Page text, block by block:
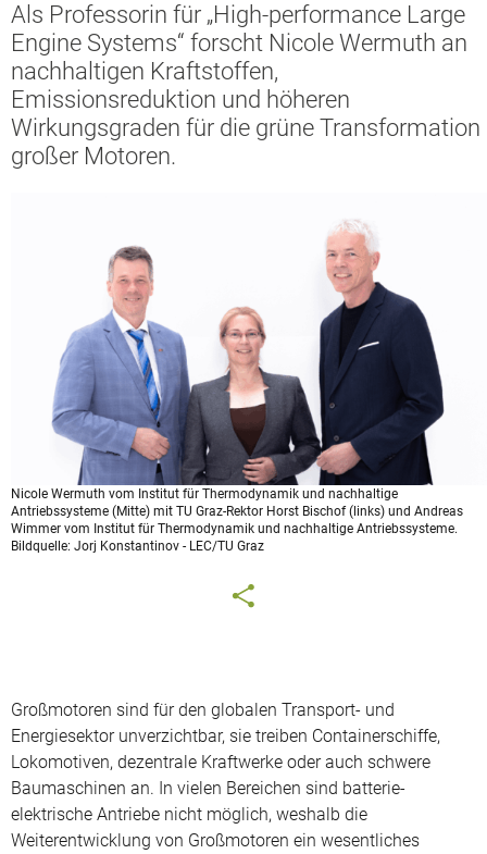
Als Professorin für „High-performance Large
Engine Systems“ forscht Nicole Wermuth an
nachhaltigen Kraftstoffen,
Emissionsreduktion und höheren
Wirkungsgraden für die grüne Transformation
großer Motoren.
Nicole Wermuth vom Institut für Thermodynamik und nachhaltige
Antriebssysteme (Mitte) mit TU Graz-Rektor Horst Bischof (links) und Andreas
Wimmer vom Institut für Thermodynamik und nachhaltige Antriebssysteme.
Bildquelle: Jorj Konstantinov - LEC/TU Graz
Großmotoren sind für den globalen Transport- und
Energiesektor unverzichtbar, sie treiben Containerschiffe,
Lokomotiven, dezentrale Kraftwerke oder auch schwere
Baumaschinen an. In vielen Bereichen sind batterie-
elektrische Antriebe nicht möglich, weshalb die
Weiterentwicklung von Großmotoren ein wesentliches